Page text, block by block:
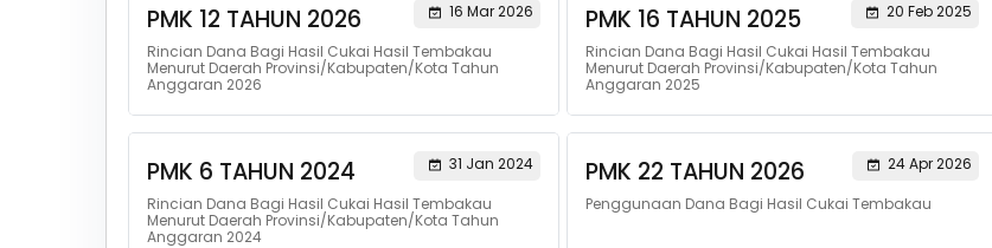
PMK 12 TAHUN 2026
16 Mar 2026
Rincian Dana Bagi Hasil Cukai Hasil Tembakau
Menurut Daerah Provinsi/Kabupaten/Kota Tahun
Anggaran 2026
PMK 16 TAHUN 2025
20 Feb 2025
Rincian Dana Bagi Hasil Cukai Hasil Tembakau
Menurut Daerah Provinsi/Kabupaten/Kota Tahun
Anggaran 2025
PMK 6 TAHUN 2024
31 Jan 2024
Rincian Dana Bagi Hasil Cukai Hasil Tembakau
Menurut Daerah Provinsi/Kabupaten/Kota Tahun
Anggaran 2024
PMK 22 TAHUN 2026
24 Apr 2026
Penggunaan Dana Bagi Hasil Cukai Tembakau